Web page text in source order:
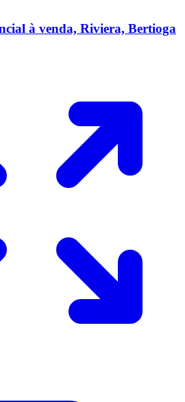
à venda, Riviera, Bertioga